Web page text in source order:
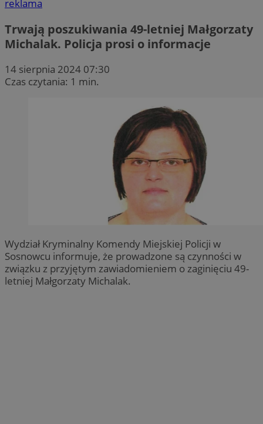
reklama
Trwają poszukiwania 49-letniej Małgorzaty
Michalak. Policja prosi o informacje
14 sierpnia 2024 07:30
Czas czytania: 1 min.
Wydział Kryminalny Komendy Miejskiej Policji w
Sosnowcu informuje, że prowadzone są czynności w
związku z przyjętym zawiadomieniem o zaginięciu 49-
letniej Małgorzaty Michalak.